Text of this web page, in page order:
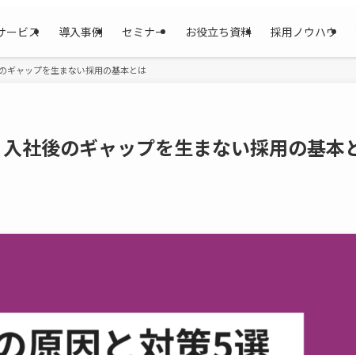
ービス 導入事例 セミナー お役立ち資料 採用ノウハウ
ギャップを生まない採用の基本とは
社後のギャップを生まない採用の基本